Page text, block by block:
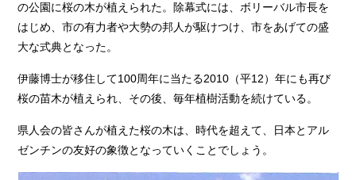
の公園に桜の木が植えられた。除幕式には、ボリーバル市長を
はじめ、市の有力者や大勢の邦人が駆けつけ、市をあげての盛
大な式典となった。
伊藤博士が移住して100周年に当たる2010（平12）年にも再び
桜の苗木が植えられ、その後、毎年植樹活動を続けている。
県人会の皆さんが植えた桜の木は、時代を超えて、日本とアル
ゼンチンの友好の象徴となっていくことでしょう。